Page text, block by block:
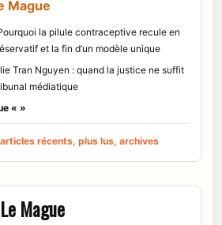
Mague
la pilule contraceptive recule en
et la fin d’un modèle unique
Tran Nguyen : quand la justice ne suffit
médiatique
« »
récents, plus lus, archives
Mague